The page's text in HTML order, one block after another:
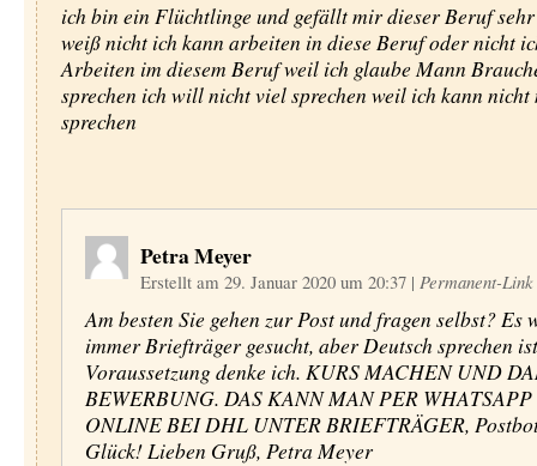
ich bin ein Flüchtlinge und gefällt mir dieser Beruf
weiß nicht ich kann arbeiten in diese Beruf oder nicht
Arbeiten im diesem Beruf weil ich glaube Mann
sprechen ich will nicht viel sprechen weil ich kann nicht
sprechen
Petra Meyer
Erstellt am 29. Januar 2020 um 20:37 | Permanent-Link
Am besten Sie gehen zur Post und fragen selbst? Es
immer Briefträger gesucht, aber Deutsch sprechen
Voraussetzung denke ich. KURS MACHEN UND
BEWERBUNG. DAS KANN MAN PER
ONLINE BEI DHL UNTER BRIEFTRÄGER,
Glück! Lieben Gruß, Petra Meyer